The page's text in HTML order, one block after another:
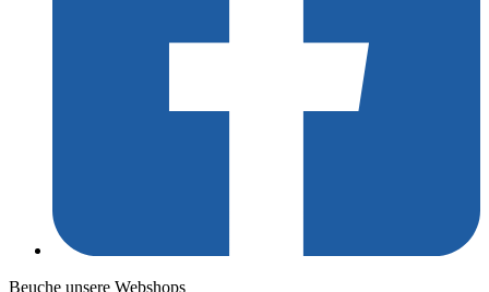
Beuche unsere Webshops